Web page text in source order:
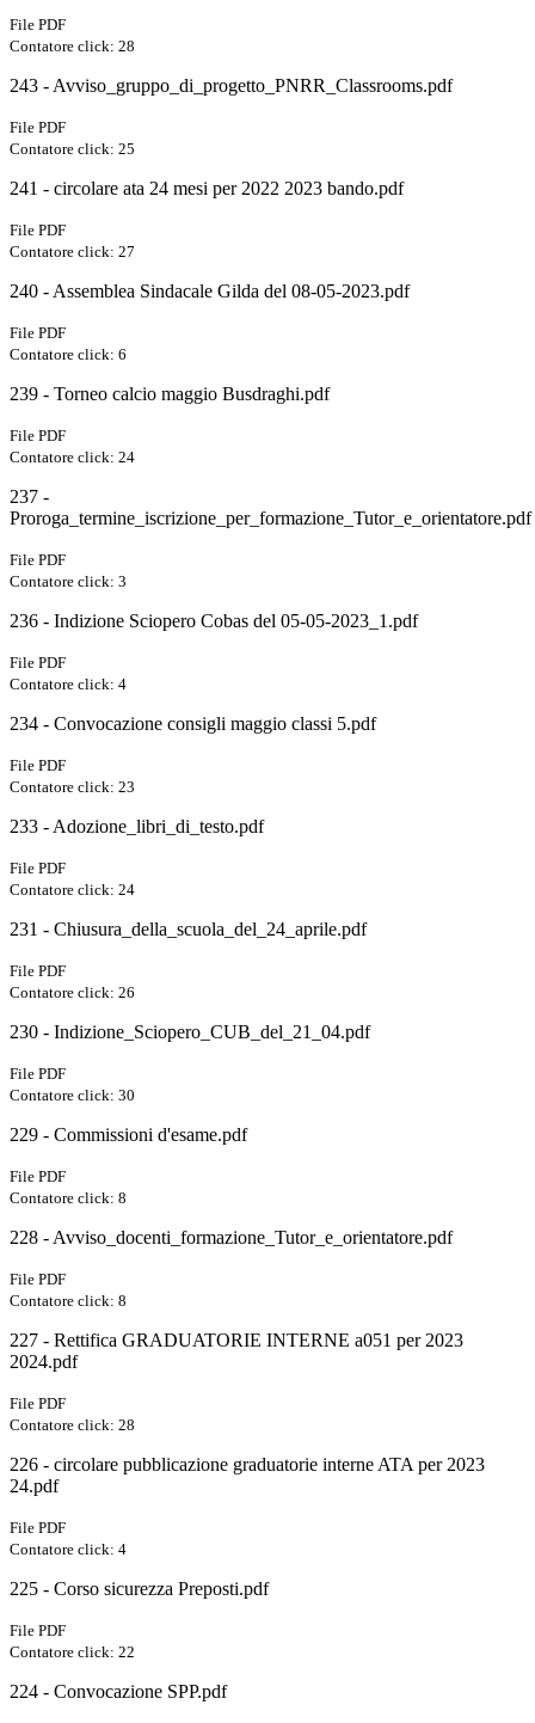
File PDF
Contatore click: 28
243 - Avviso_gruppo_di_progetto_PNRR_Classrooms.pdf
File PDF
Contatore click: 25
241 - circolare ata 24 mesi per 2022 2023 bando.pdf
File PDF
Contatore click: 27
240 - Assemblea Sindacale Gilda del 08-05-2023.pdf
File PDF
Contatore click: 6
239 - Torneo calcio maggio Busdraghi.pdf
File PDF
Contatore click: 24
237 -
Proroga_termine_iscrizione_per_formazione_Tutor_e_orientatore.pdf
File PDF
Contatore click: 3
236 - Indizione Sciopero Cobas del 05-05-2023_1.pdf
File PDF
Contatore click: 4
234 - Convocazione consigli maggio classi 5.pdf
File PDF
Contatore click: 23
233 - Adozione_libri_di_testo.pdf
File PDF
Contatore click: 24
231 - Chiusura_della_scuola_del_24_aprile.pdf
File PDF
Contatore click: 26
230 - Indizione_Sciopero_CUB_del_21_04.pdf
File PDF
Contatore click: 30
229 - Commissioni d'esame.pdf
File PDF
Contatore click: 8
228 - Avviso_docenti_formazione_Tutor_e_orientatore.pdf
File PDF
Contatore click: 8
227 - Rettifica GRADUATORIE INTERNE a051 per 2023
2024.pdf
File PDF
Contatore click: 28
226 - circolare pubblicazione graduatorie interne ATA per 2023
24.pdf
File PDF
Contatore click: 4
225 - Corso sicurezza Preposti.pdf
File PDF
Contatore click: 22
224 - Convocazione SPP.pdf